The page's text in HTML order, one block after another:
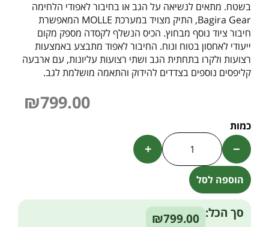
בשטח. מתאים לנשיאה על הגב או בחיבור לאפודי הלחימה
Bagira Gear, התיק מצויד במערכת MOLLE המאפשרת
חיבור ציוד נוסף מבחוץ. הכיס הנשלף לקסדה מספק מקום
ייעודי לאחסון בטוח ונוח. החיבור לאפוד מתבצע באמצעות
רצועות ולקרו בתחתית הגב ושתי רצועות עליונות, עם ארבעה
קליפסים נוספים בצדדים להידוק והתאמה מושלמת לגב.
₪799.00
−
+
הוספה לסל
Alternative:
סך הכל: ₪799.00